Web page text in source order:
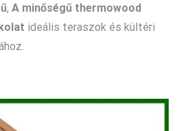
, A minőségű thermowood
ideális teraszok és kültéri